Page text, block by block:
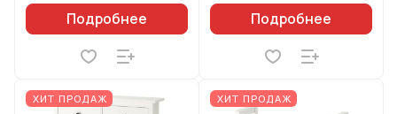
Подробнее
Подробнее
ХИТ ПРОДАЖ ХИТ ПРОДАЖ